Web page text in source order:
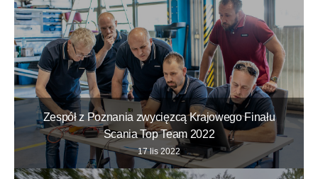
Zespół z Poznania zwycięzcą Krajowego Finału
Scania Top Team 2022
17 lis 2022